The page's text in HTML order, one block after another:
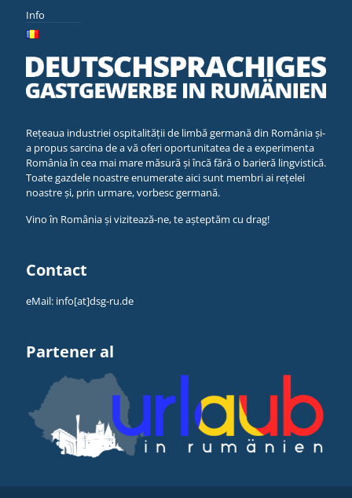
Info
Rețeaua industriei ospitalității de limbă germană din România și-
a propus sarcina de a vă oferi oportunitatea de a experimenta
România în cea mai mare măsură și încă fără o barieră lingvistică.
Toate gazdele noastre enumerate aici sunt membri ai rețelei
noastre și, prin urmare, vorbesc germană.
Vino în România și vizitează-ne, te așteptăm cu drag!
Contact
eMail: info[at]dsg-ru.de
Partener al